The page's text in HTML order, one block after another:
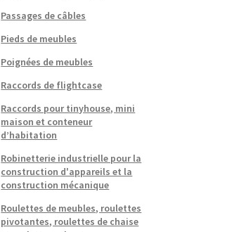
Passages de câbles
Pieds de meubles
Poignées de meubles
Raccords de flightcase
Raccords pour tinyhouse, mini
maison et conteneur
d’habitation
Robinetterie industrielle pour la
construction d'appareils et la
construction mécanique
Roulettes de meubles, roulettes
pivotantes, roulettes de chaise